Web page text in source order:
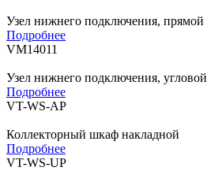
Узел нижнего подключения, прямой
Подробнее
VM14011
Узел нижнего подключения, угловой
Подробнее
VT-WS-AP
Коллекторный шкаф накладной
Подробнее
VT-WS-UP